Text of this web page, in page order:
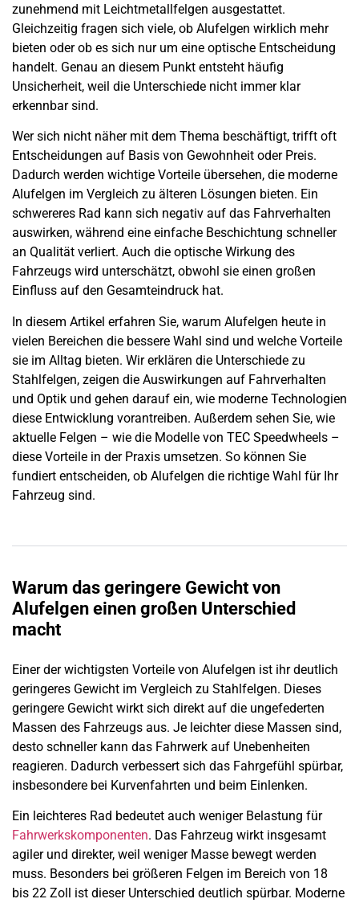
zunehmend mit Leichtmetallfelgen ausgestattet.
Gleichzeitig fragen sich viele, ob Alufelgen wirklich mehr
bieten oder ob es sich nur um eine optische Entscheidung
handelt. Genau an diesem Punkt entsteht häufig
Unsicherheit, weil die Unterschiede nicht immer klar
erkennbar sind.
Wer sich nicht näher mit dem Thema beschäftigt, trifft oft
Entscheidungen auf Basis von Gewohnheit oder Preis.
Dadurch werden wichtige Vorteile übersehen, die moderne
Alufelgen im Vergleich zu älteren Lösungen bieten. Ein
schwereres Rad kann sich negativ auf das Fahrverhalten
auswirken, während eine einfache Beschichtung schneller
an Qualität verliert. Auch die optische Wirkung des
Fahrzeugs wird unterschätzt, obwohl sie einen großen
Einfluss auf den Gesamteindruck hat.
In diesem Artikel erfahren Sie, warum Alufelgen heute in
vielen Bereichen die bessere Wahl sind und welche Vorteile
sie im Alltag bieten. Wir erklären die Unterschiede zu
Stahlfelgen, zeigen die Auswirkungen auf Fahrverhalten
und Optik und gehen darauf ein, wie moderne Technologien
diese Entwicklung vorantreiben. Außerdem sehen Sie, wie
aktuelle Felgen – wie die Modelle von TEC Speedwheels –
diese Vorteile in der Praxis umsetzen. So können Sie
fundiert entscheiden, ob Alufelgen die richtige Wahl für Ihr
Fahrzeug sind.
Warum das geringere Gewicht von
Alufelgen einen großen Unterschied
macht
Einer der wichtigsten Vorteile von Alufelgen ist ihr deutlich
geringeres Gewicht im Vergleich zu Stahlfelgen. Dieses
geringere Gewicht wirkt sich direkt auf die ungefederten
Massen des Fahrzeugs aus. Je leichter diese Massen sind,
desto schneller kann das Fahrwerk auf Unebenheiten
reagieren. Dadurch verbessert sich das Fahrgefühl spürbar,
insbesondere bei Kurvenfahrten und beim Einlenken.
Ein leichteres Rad bedeutet auch weniger Belastung für
Fahrwerkskomponenten. Das Fahrzeug wirkt insgesamt
agiler und direkter, weil weniger Masse bewegt werden
muss. Besonders bei größeren Felgen im Bereich von 18
bis 22 Zoll ist dieser Unterschied deutlich spürbar. Moderne